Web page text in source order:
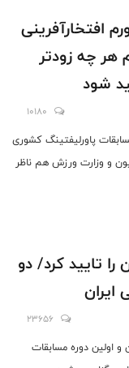
افتخارآفرینی
چه زودتر
شود
10180
پاورلیفتینگ کشوری
و وزارت ورزش هم ناظر
را تایید کرد/ دو
23656
اولین دوره مسابقات